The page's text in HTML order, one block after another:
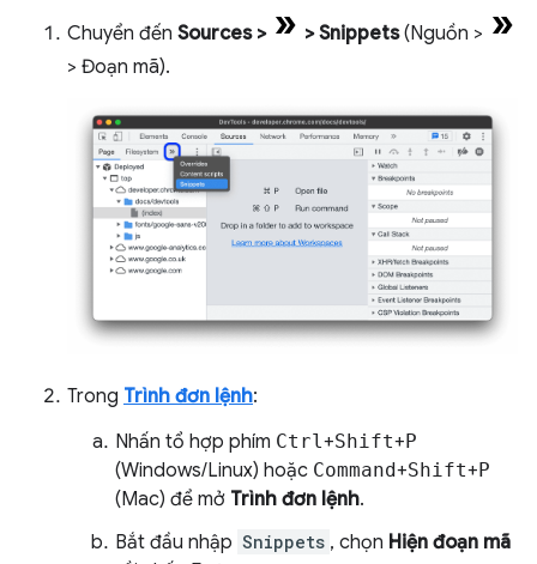
Chuyển đến Sources > >Snippets(Nguồn >
> Đoạn mã).
Trong Trình đơn lệnh:
Nhấn tổ hợp phím Ctrl +Shift+P
(Windows/Linux) hoặc Command+Shift+P
(Mac) để mở Trình đơn lệnh.
Bắt đầu nhập Snippets , chọn Hiện đoạn mã